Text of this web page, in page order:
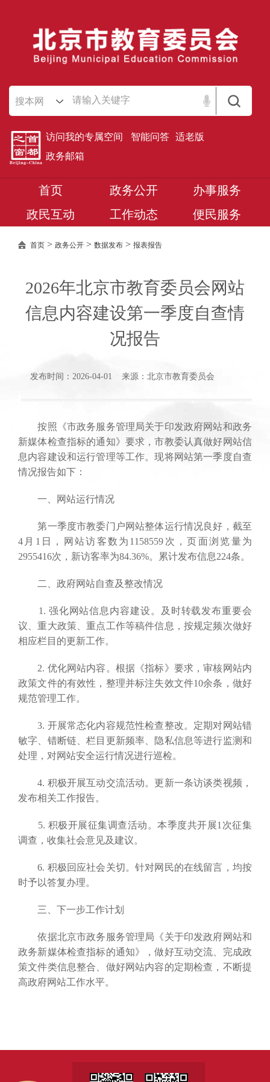
搜本网
访问我的专属空间 智能问答 适老版
政务邮箱
首页 政务公开
办事服务
政民互动
工作动态 便民服务
首页 > 政务公开 > 数据发布 > 报表报告
2026年北京市教育委员会网站
信息内容建设第一季度自查情
况报告
发布时间：2026-04-01 来源：北京市教育委员会
按照《市政务服务管理局关于印发政府网站和政务
新媒体检查指标的通知》要求，市教委认真做好网站信
息内容建设和运行管理等工作。现将网站第一季度自查
情况报告如下：
一、网站运行情况
第一季度市教委门户网站整体运行情况良好，截至
4月1日，网站访客数为1158559次，页面浏览量为
2955416次，新访客率为84.36%。累计发布信息224条。
二、政府网站自查及整改情况
1. 强化网站信息内容建设。及时转载发布重要会
议、重大政策、重点工作等稿件信息，按规定频次做好
相应栏目的更新工作。
2. 优化网站内容。根据《指标》要求，审核网站内
政策文件的有效性，整理并标注失效文件10余条，做好
规范管理工作。
3. 开展常态化内容规范性检查整改。定期对网站错
敏字、错断链、栏目更新频率、隐私信息等进行监测和
处理，对网站安全运行情况进行巡检。
4. 积极开展互动交流活动。更新一条访谈类视频，
发布相关工作报告。
5. 积极开展征集调查活动。本季度共开展1次征集
调查，收集社会意见及建议。
6. 积极回应社会关切。针对网民的在线留言，均按
时予以答复办理。
三、下一步工作计划
依据北京市政务服务管理局《关于印发政府网站和
政务新媒体检查指标的通知》，做好互动交流、完成政
策文件类信息整合、做好网站内容的定期检查，不断提
高政府网站工作水平。